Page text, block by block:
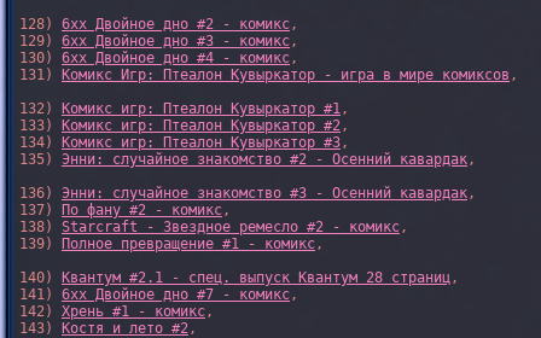
128) 6xx Двойное дно #2 - комикс,
129) 6xx Двойное дно #3 - комикс,
130) 6xx Двойное дно #4 - комикс,
131)
Комикс Игр: Птеалон Кувыркатор - игра в мире комиксов ,
132)
Комикс игр: Птеалон Кувыркатор #1,
133)
Комикс игр: Птеалон Кувыркатор #2,
134)
Комикс игр: Птеалон Кувыркатор #3,
135) Энни: случайное знакомство #2 - Осенний кавардак,
136) Энни: случайное знакомство #3 - Осенний кавардак,
137)
По фану #2 - комикс,
138) Starcraft - Звездное ремесло #2 - комикс,
139)
Полное превращение #1 - комикс,
140)
Квантум #2.1 - спец. выпуск Квантум 28 страниц,
141) 6xx Двойное дно #7 - комикс,
142) Хрень #1 - комикс,
143)
Костя и лето #2,